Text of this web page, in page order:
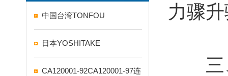
中国台湾TONFOU
日本YOSHITAKE
CA120001-92CA120001-97连
力骤
三、​​